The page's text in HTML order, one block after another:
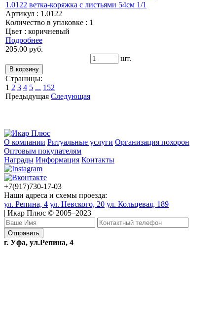
1.0122 ветка-коряжка с листьями 54см 1/1
Артикул : 1.0122
Количество в упаковке : 1
Цвет : коричневый
Подробнее
205.00 руб.
шт.
Страницы:
1 2 3 4 5 ... 152
Предыдущая Следующая
О компании Ритуальные услуги Организация похорон
Оптовым покупателям
Награды Информация Контакты
+7(917)730-17-03
Наши адреса и схемы проезда:
ул. Репина, 4 ул. Невского, 20 ул. Кольцевая, 189
| Икар Плюс © 2005–2023
г. Уфа, ул.Репина, 4